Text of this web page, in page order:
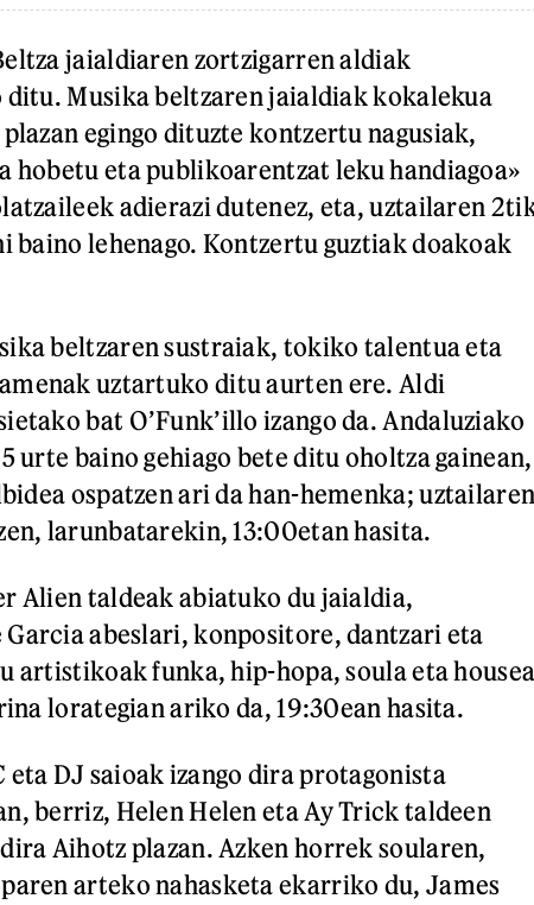
jaialdiaren zortzigarren aldiak
ditu. Musika beltzaren jaialdiak kokalekua
egingo dituzte kontzertu nagusiak,
hobetu eta publikoarentzat leku handiagoa»
adierazi dutenez, eta, uztailaren
baino lehenago. Kontzertu guztiak doakoak
beltzaren sustraiak, tokiko talentua eta
uztartuko ditu aurten ere. Aldi
bat O’Funk’illo izango da. Andaluziako
urte baino gehiago bete ditu oholtza gainean,
ospatzen ari da han-hemenka;
larunbatarekin, 13:00etan hasita.
Alien taldeak abiatuko du jaialdia,
Garcia abeslari, konpositore, dantzari eta
artistikoak funka, hip-hopa, soula eta
lorategian ariko da, 19:30ean hasita.
eta DJ saioak izango dira protagonista
berriz, Helen Helen eta Ay Trick taldeen
Aihotz plazan. Azken horrek soularen,
arteko nahasketa ekarriko du, James